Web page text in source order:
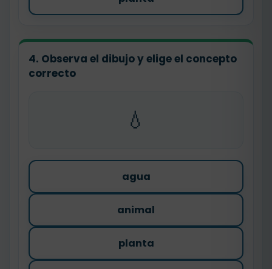
4. Observa el dibujo y elige el concepto
correcto
💧
agua
animal
planta